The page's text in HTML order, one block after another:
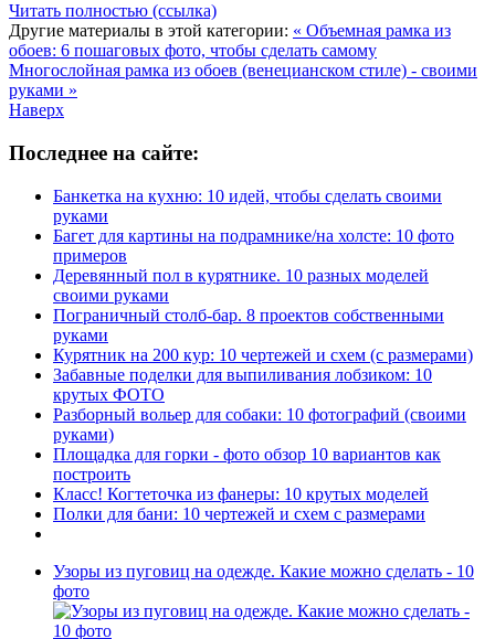
Читать полностью (ссылка)
Другие материалы в этой категории: « Объемная рамка из
обоев: 6 пошаговых фото, чтобы сделать самому
Многослойная рамка из обоев (венецианском стиле) - своими
руками »
Наверх
Последнее на сайте:
Банкетка на кухню: 10 идей, чтобы сделать своими
руками
Багет для картины на подрамнике/на холсте: 10 фото
примеров
Деревянный пол в курятнике. 10 разных моделей
своими руками
Пограничный столб-бар. 8 проектов собственными
руками
Курятник на 200 кур: 10 чертежей и схем (с размерами)
Забавные поделки для выпиливания лобзиком: 10
крутых ФОТО
Разборный вольер для собаки: 10 фотографий (своими
руками)
Площадка для горки - фото обзор 10 вариантов как
построить
Класс! Когтеточка из фанеры: 10 крутых моделей
Полки для бани: 10 чертежей и схем с размерами
Узоры из пуговиц на одежде. Какие можно сделать - 10
фото